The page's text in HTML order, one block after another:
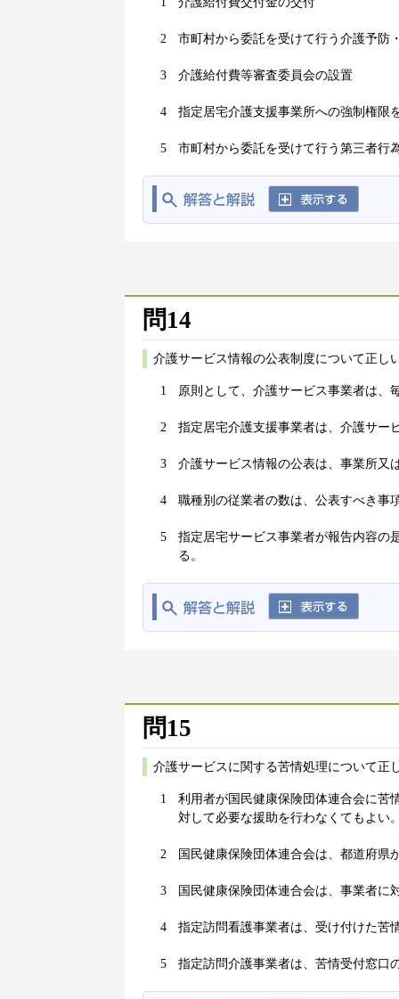
2 市町村から委託を受けて行う介護予防
3 介護給付費等審査委員会の設置
4 指定居宅介護支援事業所への強制権限
5 市町村から委託を受けて行う第三者行
問14
介護サービス情報の公表制度について正し
1 原則として、介護サービス事業者は、
2 指定居宅介護支援事業者は、介護サー
3 介護サービス情報の公表は、事業所又
4 職種別の従業者の数は、公表すべき事
5
指定居宅サービス事業者が報告内容の
る。
問15
介護サービスに関する苦情処理について正
1
利用者が国民健康保険団体連合会に苦
対して必要な援助を行わなくてもよい
2 国民健康保険団体連合会は、都道府県
3 国民健康保険団体連合会は、事業者に
4 指定訪問看護事業者は、受け付けた苦
5 指定訪問介護事業者は、苦情受付窓口